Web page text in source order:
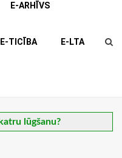
E-ARHĪVS
E-TICĪBA E-LTA
lūgšanu?